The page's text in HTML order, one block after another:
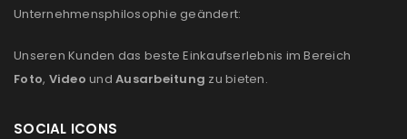
Unternehmensphilosophie geändert:
Unseren Kunden das beste Einkaufserlebnis im Bereich
Foto, Video und Ausarbeitung zu bieten.
SOCIAL ICONS